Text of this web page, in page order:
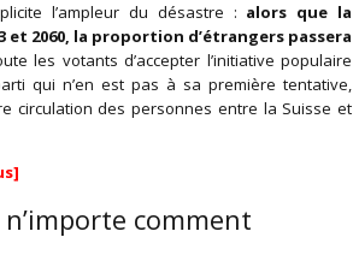
l’ampleur du désastre : alors que la
2060, la proportion d’étrangers passera
les votants d’accepter l’initiative populaire
qui n’en est pas à sa première tentative,
circulation des personnes entre la Suisse et
comment